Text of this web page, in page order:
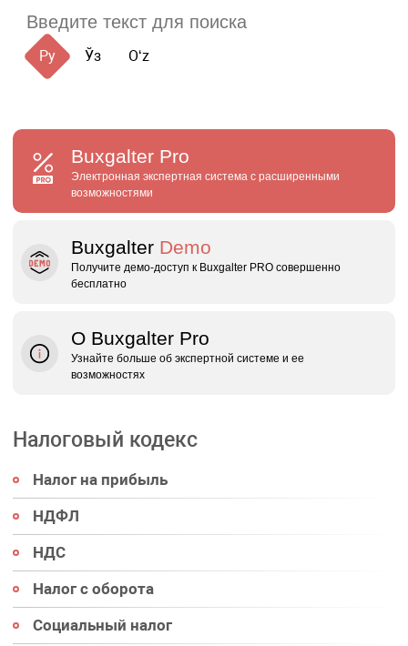
Ру Ўз Oʻz
Buxgalter Pro
Электронная экспертная система с расширенными
возможностями
Buxgalter Demo
Получите демо‑доступ к Buxgalter PRO совершенно
бесплатно
О Buxgalter Pro
Узнайте больше об экспертной системе и ее
возможностях
Налоговый кодекс
Налог на прибыль
НДФЛ
НДС
Налог с оборота
Социальный налог